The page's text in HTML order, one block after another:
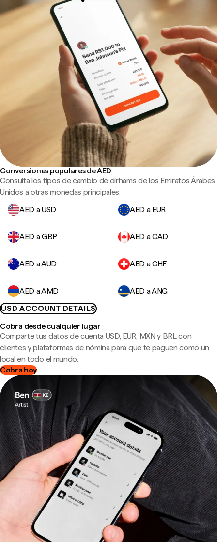
Conversiones populares de AED
Consulta los tipos de cambio de dírhams de los Emiratos Árabes
Unidos a otras monedas principales.
AED a USD
AED a EUR
AED a GBP AED a CAD
AED a AUD AED a CHF
AED a AMD
AED a ANG
USD ACCOUNT DETAILS
Cobra desde cualquier lugar
Comparte tus datos de cuenta USD, EUR, MXN y BRL con
clientes y plataformas de nómina para que te paguen como un
local en todo el mundo.
Cobra hoy